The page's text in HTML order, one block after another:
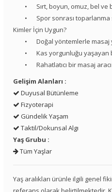
•
Sırt, boyun, omuz, bel ve
•
Spor sonrası
Kimler İçin Uygun?
•
Doğal yöntemlerle masaj
•
Kas yorgunluğu yaşayan
•
Rahatlatıcı bir masaj
Gelişim Alanları :
Duyusal Bütünleme
Fizyoterapi
Gündelik Yaşam
Taktil/Dokunsal Algı
Yaş Grubu :
Tüm Yaşlar
Yaş aralıkları ürünle ilgili genel